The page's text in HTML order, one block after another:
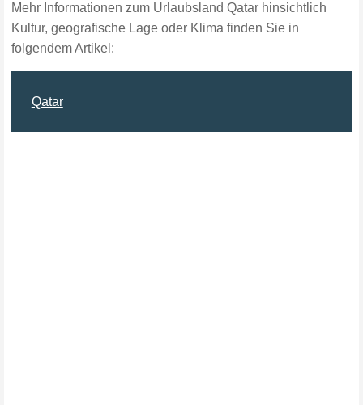
Mehr Informationen zum Urlaubsland Qatar hinsichtlich
Kultur, geografische Lage oder Klima finden Sie in
folgendem Artikel:
Qatar